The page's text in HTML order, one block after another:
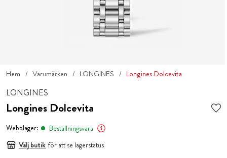
Hem Varumärken LONGINES Longines Dolcevita
LONGINES
Longines Dolcevita
Webblager:
Beställningsvara
Välj butik för att se lagerstatus